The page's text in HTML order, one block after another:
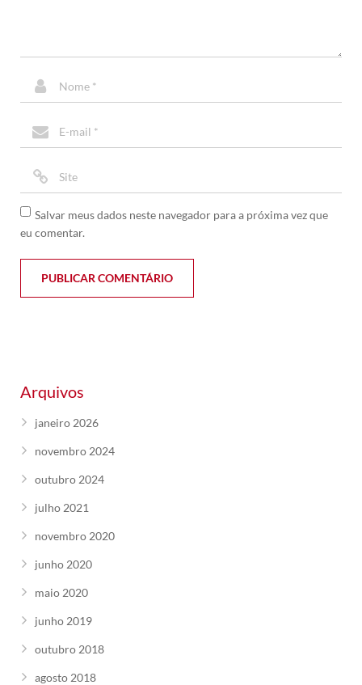
Salvar meus dados neste navegador para a próxima vez que
eu comentar.
Arquivos
janeiro 2026
novembro 2024
outubro 2024
julho 2021
novembro 2020
junho 2020
maio 2020
junho 2019
outubro 2018
agosto 2018